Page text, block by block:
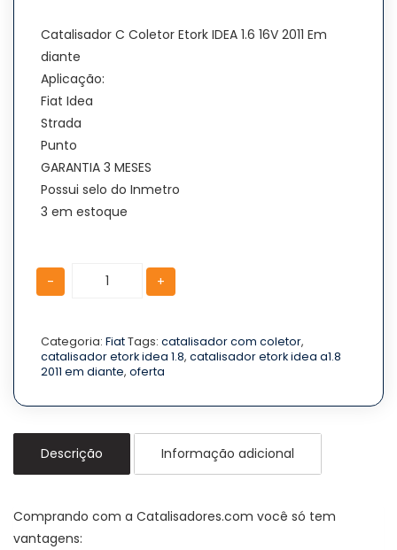
Catalisador C Coletor Etork IDEA 1.6 16V 2011 Em
diante
Aplicação:
Fiat Idea
Strada
Punto
GARANTIA 3 MESES
Possui selo do Inmetro
3 em estoque
Catalisador
Etork
16V
2011
Em
quantidade
Catalisador
Etork
16V
2011
Em
quantidade
+
-
Categoria: FiatTags: catalisador com coletor,
catalisador etork idea 1.8, catalisador etork idea a1.8
2011 em diante, oferta
Descrição Informação adicional
Comprando com a Catalisadores.com você só tem
vantagens: